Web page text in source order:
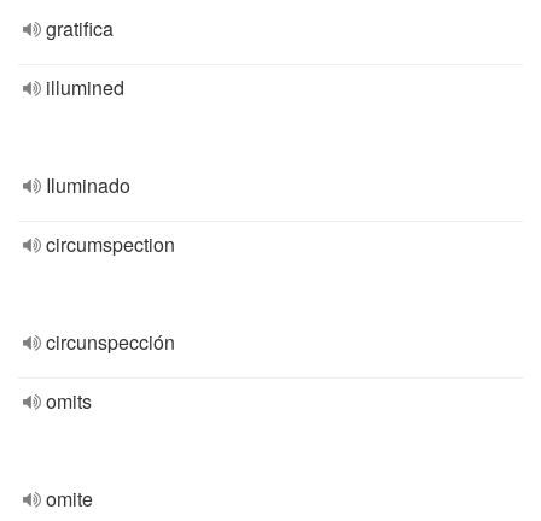
gratifica
illumined
Iluminado
circumspection
circunspección
omits
omite